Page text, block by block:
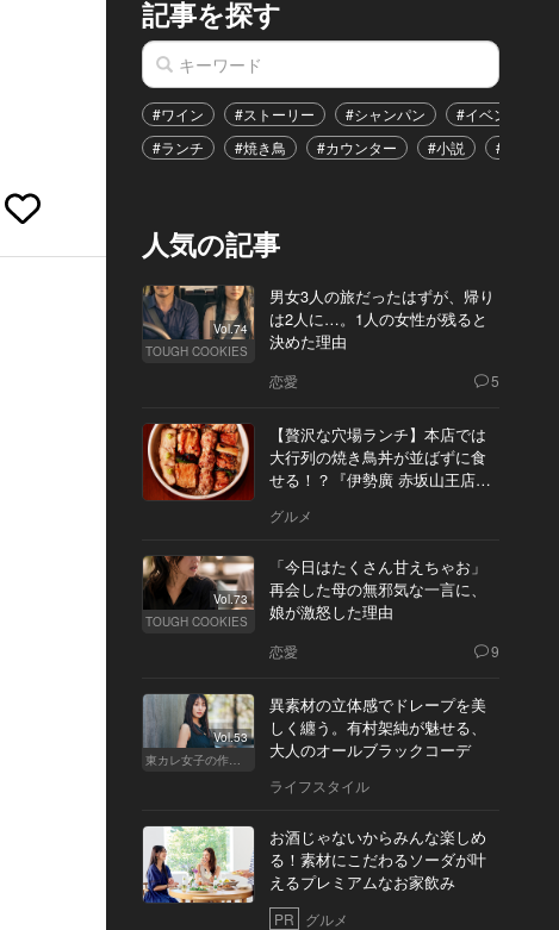
記事を探す
#ワイン #ストーリー #シャンパン #イベント
#ランチ
#焼き鳥 #カウンター #小説 #恋愛
人気の記事
Vol.74
TOUGH COOKIES
男女3人の旅だったはずが、帰り
は2人に…。1人の女性が残ると
決めた理由
恋愛 5
【贅沢な穴場ランチ】本店では
大行列の焼き鳥丼が並ばずに食
せる！？『伊勢廣 赤坂山王店』
グルメ
Vol.73
TOUGH COOKIES
「今日はたくさん甘えちゃお」
再会した母の無邪気な一言に、
娘が激怒した理由
恋愛 9
Vol.53
東カレ女子の作り方
異素材の立体感でドレープを美
しく纏う。有村架純が魅せる、
大人のオールブラックコーデ
ライフスタイル
お酒じゃないからみんな楽しめ
る！素材にこだわるソーダが叶
えるプレミアムなお家飲み
PR グルメ